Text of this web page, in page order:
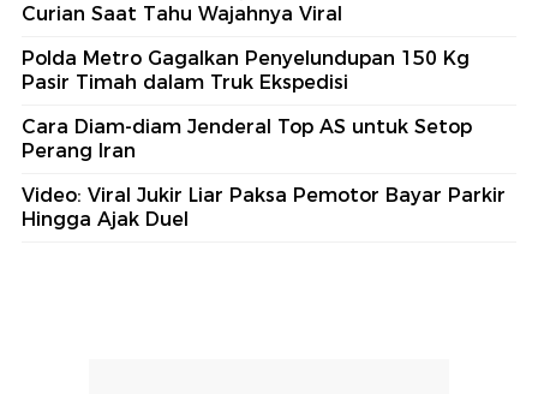
Curian Saat Tahu Wajahnya Viral
Polda Metro Gagalkan Penyelundupan 150 Kg
Pasir Timah dalam Truk Ekspedisi
Cara Diam-diam Jenderal Top AS untuk Setop
Perang Iran
Video: Viral Jukir Liar Paksa Pemotor Bayar Parkir
Hingga Ajak Duel